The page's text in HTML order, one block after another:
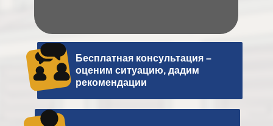
Бесплатная консультация –
оценим ситуацию, дадим
рекомендации